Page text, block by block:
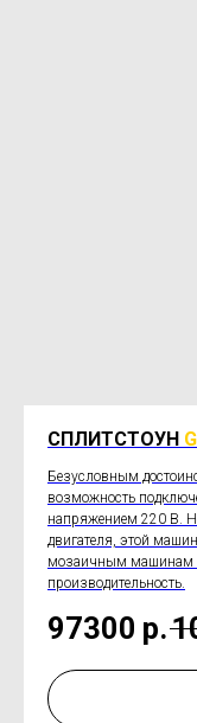
СПЛИТСТОУН
Безусловным
возможность
напряжением 220 В.
двигателя, этой
мозаичным
производительность.
97300 р.